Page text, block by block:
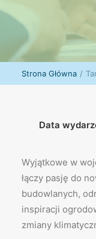
Kontakt
Strona Główna
Data
Wyjątkowe w
łączy pasję do
budowlanych,
inspiracji
zmiany